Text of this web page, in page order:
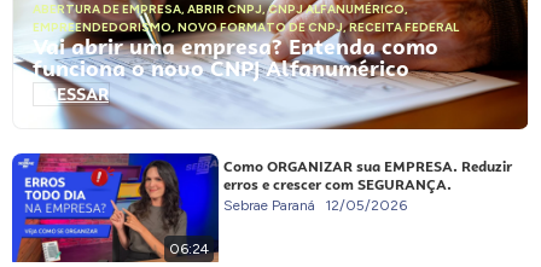
ABERTURA DE EMPRESA, ABRIR CNPJ,CNPJ ALFANUMÉRICO,
EMPREENDEDORISMO, NOVO FORMATO DE CNPJ,RECEITA FEDERAL
Vai abrir uma empresa? Entenda como
funciona o novo CNPJ Alfanumérico
ACESSAR
06:24
Como ORGANIZAR sua EMPRESA. Reduzir
erros e crescer com SEGURANÇA.
Sebrae Paraná 12/05/2026